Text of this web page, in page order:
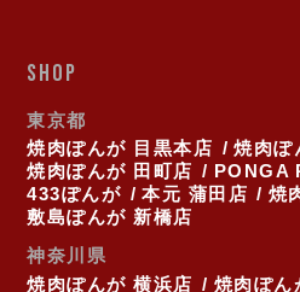
SHOP
東京都
焼肉ぽんが 目黒本店
焼肉ぽ
焼肉ぽんが 田町店
PONGA
433ぽんが
本元 蒲田店
焼
敷島ぽんが 新橋店
神奈川県
焼肉ぽんが 横浜店
焼肉ぽん